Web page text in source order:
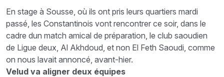
En stage à Sousse, où ils ont pris leurs quartiers mardi
passé, les Constantinois vont rencontrer ce soir, dans le
cadre dun match amical de préparation, le club saoudien
de Ligue deux, Al Akhdoud, et non El Feth Saoudi, comme
on nous lavait annoncé, avant-hier.
Velud va aligner deux équipes